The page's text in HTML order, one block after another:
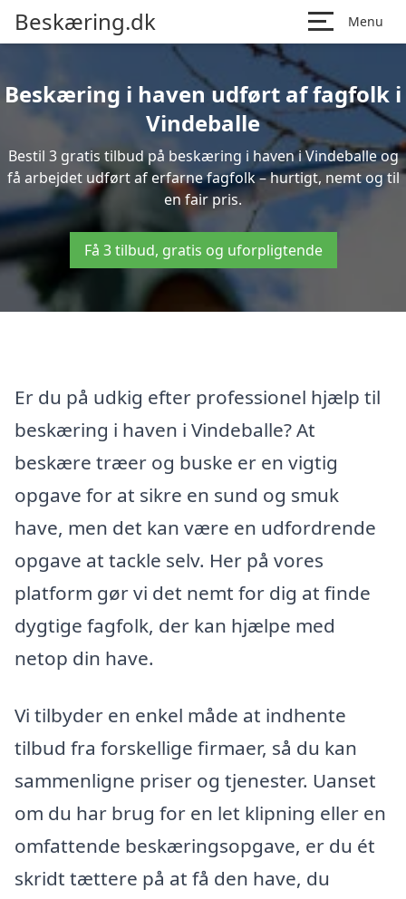
Beskæring.dk Menu
Beskæring i haven udført af fagfolk i
Vindeballe
Bestil 3 gratis tilbud på beskæring i haven i Vindeballe og
få arbejdet udført af erfarne fagfolk – hurtigt, nemt og til
en fair pris.
Få 3 tilbud, gratis og uforpligtende
Er du på udkig efter professionel hjælp til
beskæring i haven i Vindeballe? At
beskære træer og buske er en vigtig
opgave for at sikre en sund og smuk
have, men det kan være en udfordrende
opgave at tackle selv. Her på vores
platform gør vi det nemt for dig at finde
dygtige fagfolk, der kan hjælpe med
netop din have.
Vi tilbyder en enkel måde at indhente
tilbud fra forskellige firmaer, så du kan
sammenligne priser og tjenester. Uanset
om du har brug for en let klipning eller en
omfattende beskæringsopgave, er du ét
skridt tættere på at få den have, du